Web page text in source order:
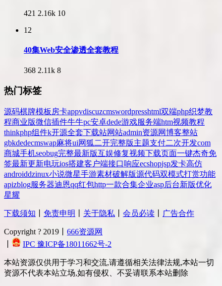
421 2.16k 10
12
40集Web安全渗透全套教程
368 2.11k 8
热门标签
源码棋牌模板 房卡appvdiscuzcmswordpresshtml双端php织梦教
程商业版微信插件牛牛pc安卓dede游戏服务端htm视频教程
thinkphp组件k开源全套下载站网站admin资源网博客整站
gbkdedecmswap麻将ui网狐 二开完整版主题支付二次开发com
商城手机seobug完整最新版互娱修复视频下载页面一键杰奇免
签最新更新电玩ios搭建客户端接口响应ecshopjsp发卡高仿
androiddzinux小说微星手游素材破解版源代码双模式打赏功能
apizblog服务器迪恩qq红包http一款合集企业asp后台新版优化
星耀
下载须知 免责申明 关于隐私 会员必读 广告合作
Copyright ? 2019丨 666资源网
IPC 豫ICP备18011662号-2
本站资源仅供用于学习和交流,请遵循相关法律法规,本站一切
资源不代表本站立场,如有侵权、不妥请联系本站删除